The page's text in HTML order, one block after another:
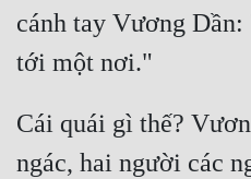
cánh tay Vương
Cái quái gì thế?
ngác, hai người các